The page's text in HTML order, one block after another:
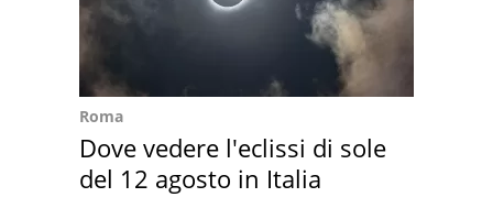
Roma
Dove vedere l'eclissi di sole
del 12 agosto in Italia